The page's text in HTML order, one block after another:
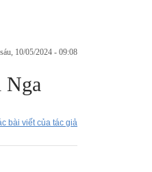
10/05/2024 - 09:08
Nga
bài viết của tác giả